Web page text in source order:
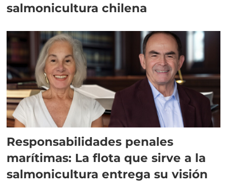
salmonicultura chilena
Responsabilidades penales
marítimas: La flota que sirve a la
salmonicultura entrega su visión